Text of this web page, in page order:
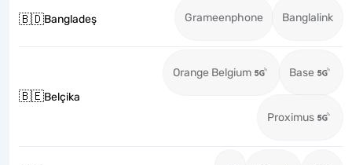
🇧🇩Bangladeş Grameenphone Banglalink
🇧🇪Belçika
Orange Belgium Base
Proximus